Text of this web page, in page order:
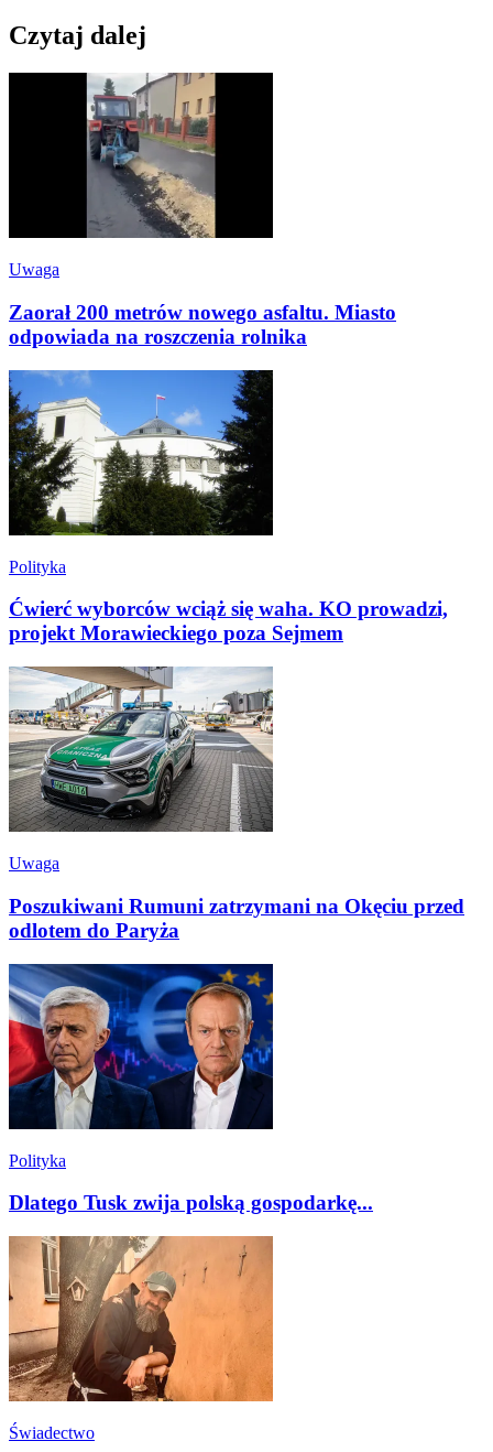
Czytaj dalej
Uwaga
Zaorał 200 metrów nowego asfaltu. Miasto
odpowiada na roszczenia rolnika
Polityka
Ćwierć wyborców wciąż się waha. KO prowadzi,
projekt Morawieckiego poza Sejmem
Uwaga
Poszukiwani Rumuni zatrzymani na Okęciu przed
odlotem do Paryża
Polityka
Dlatego Tusk zwija polską gospodarkę...
Świadectwo